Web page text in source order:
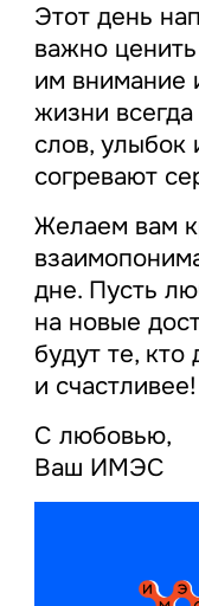
Этот день
важно
им внимание
жизни
слов, улыбок
согревают
Желаем вам
дне. Пусть
на новые
будут те,
и счастливее!
С любовью,
Ваш ИМЭС